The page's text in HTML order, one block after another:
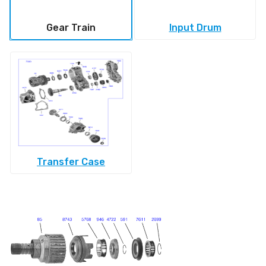
Gear Train Input Drum
Transfer Case